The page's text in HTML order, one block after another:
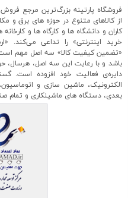
فروشگاه پارتینه بزرگ‌ترین مرجع
از کالاهای متنوع در حوزه های برق
کاران و دانشگاه ها و کارگاه ها و
خرید اینترنتی» را تداعی می‌کند.
«تضمین کیفیت کالا» سه اصل مهم است
باشد و با رعایت این سه اصل، هرسال،
دایره‌ی فعالیت خود افزوده است.
الکترونیک، ماشین سازی و
بعدی، دستگاه های ماشینکاری و